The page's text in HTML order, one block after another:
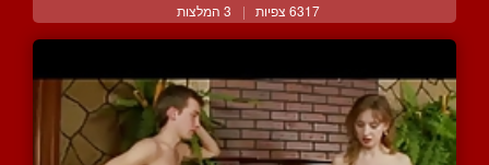
6317 צפיות | 3 המלצות